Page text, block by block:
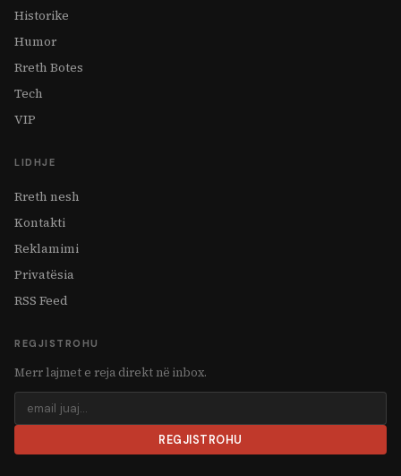
Historike
Humor
Rreth Botes
Tech
VIP
LIDHJE
Rreth nesh
Kontakti
Reklamimi
Privatësia
RSS Feed
REGJISTROHU
Merr lajmet e reja direkt në inbox.
REGJISTROHU